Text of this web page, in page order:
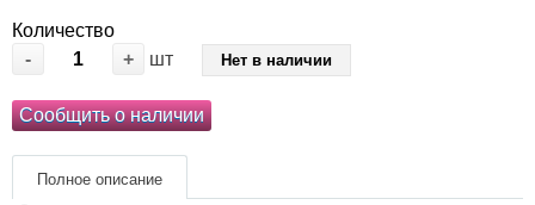
Количество
-
+ шт Нет в наличии
Сообщить о наличии
Полное описание
Переноски, сумки, клетки
Послеоперационные средства и
расходные материалы